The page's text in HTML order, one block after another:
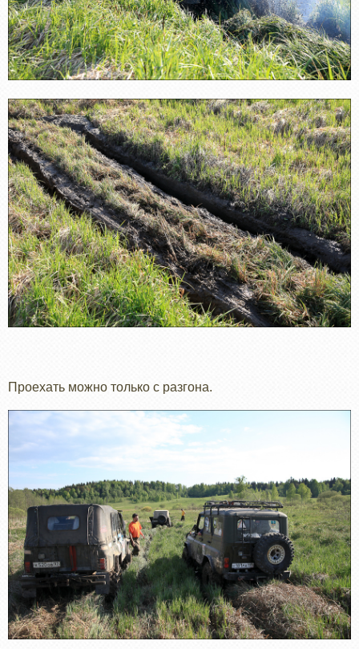
Проехать можно только с разгона.